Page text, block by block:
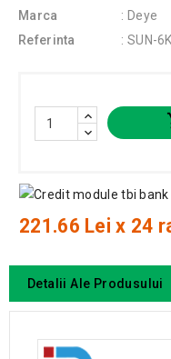
Marca
: Deye
Referinta
: SUN-
221.66 Lei x 24
Detalii Ale Produsului